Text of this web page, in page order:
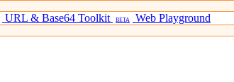
URL & Base64 Toolkit BETA Web Playground